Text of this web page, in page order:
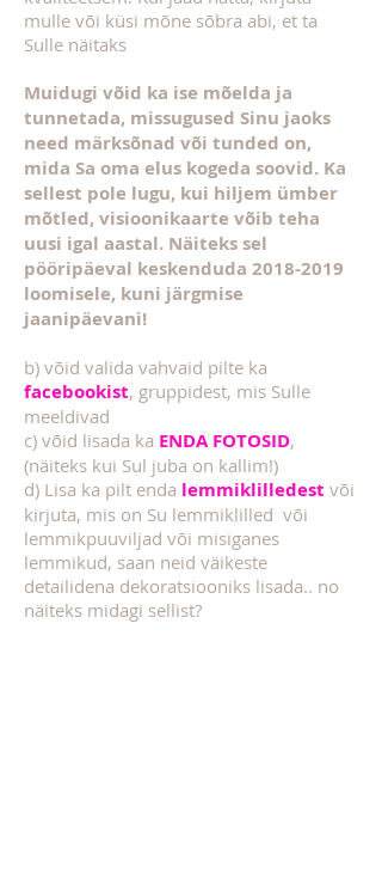
mulle või küsi mõne sõbra abi, et ta
Sulle näitaks
Muidugi võid ka ise mõelda ja
tunnetada, missugused Sinu jaoks
need märksõnad või tunded on,
mida Sa oma elus kogeda soovid. Ka
sellest pole lugu, kui hiljem ümber
mõtled, visioonikaarte võib teha
uusi igal aastal. Näiteks sel
pööripäeval keskenduda 2018-2019
loomisele, kuni järgmise
jaanipäevani!
b) võid valida vahvaid pilte ka
facebookist, gruppidest, mis Sulle
meeldivad
c) võid lisada ka ENDA FOTOSID,
(näiteks kui Sul juba on kallim!)
d) Lisa ka pilt enda lemmiklilledest või
kirjuta, mis on Su lemmiklilled või
lemmikpuuviljad või misiganes
lemmikud, saan neid väikeste
detailidena dekoratsiooniks lisada.. no
näiteks midagi sellist?